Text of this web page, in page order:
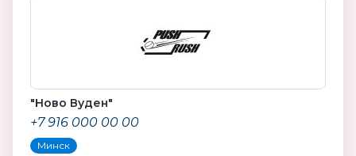
"Ново Вуден"
+7 916 000 00 00
Минск